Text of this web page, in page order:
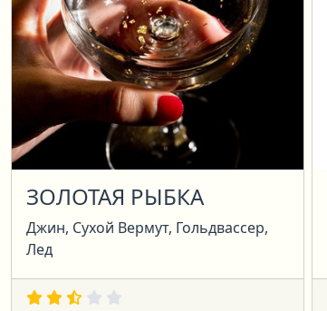
ЗОЛОТАЯ РЫБКА
Джин, Сухой Вермут, Гольдвассер,
Лед